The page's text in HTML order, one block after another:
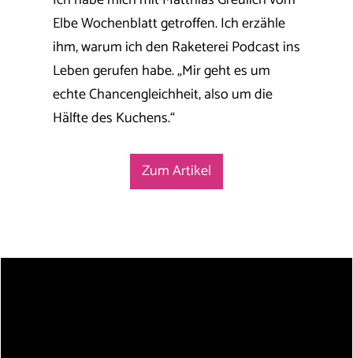
Elbe Wochenblatt getroffen. Ich erzähle
ihm, warum ich den Raketerei Podcast ins
Leben gerufen habe. „Mir geht es um
echte Chancengleichheit, also um die
Hälfte des Kuchens.“
​Zum ​Artikel